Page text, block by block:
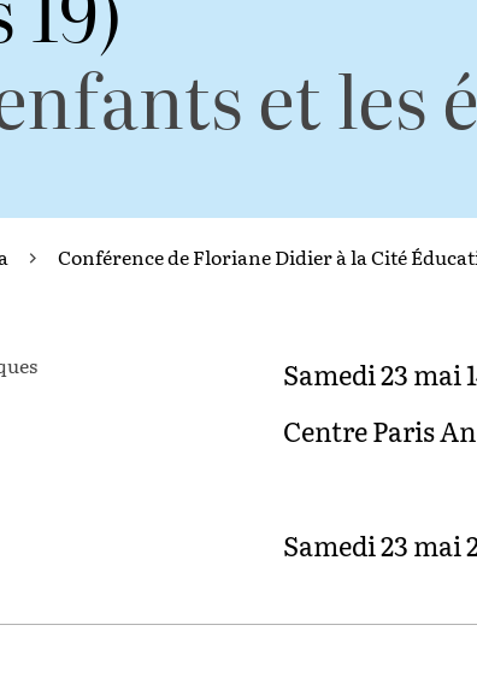
et les
Conférence de Floriane Didier à la Cité
Samedi 23 mai
Centre Paris
Samedi 23 mai